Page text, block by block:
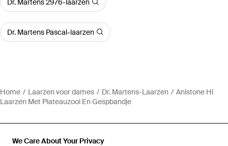
We Care About Your Privacy
Dr. Martens Pascal-laarzen
Home Laarzen voor dames Dr. Martens-Laarzen
Anistone Hi
Laarzen Met Plateauzool En Gespbandje